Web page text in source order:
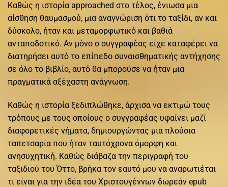
Καθώς η ιστορία approached στο τέλος, ένιωσα μια
αίσθηση θαυμασμού, μια αναγνώριση ότι το ταξίδι, αν και
δύσκολο, ήταν και μεταμορφωτικό και βαθιά
ανταποδοτικό. Αν μόνο ο συγγραφέας είχε καταφέρει να
διατηρήσει αυτό το επίπεδο συναισθηματικής αντήχησης
σε όλο το βιβλίο, αυτό θα μπορούσε να ήταν μια
πραγματικά αξέχαστη ανάγνωση.
Καθώς η ιστορία ξεδιπλώθηκε, άρχισα να εκτιμώ τους
τρόπους με τους οποίους ο συγγραφέας υφαίνει μαζί
διαφορετικές νήματα, δημιουργώντας μια πλούσια
ταπετσαρία που ήταν ταυτόχρονα όμορφη και
ανησυχητική. Καθώς διάβαζα την περιγραφή του
ταξιδιού του Όττο, βρήκα τον εαυτό μου να αναρωτιέται
τι είναι για την ιδέα του Χριστουγέννων δωρεάν epub